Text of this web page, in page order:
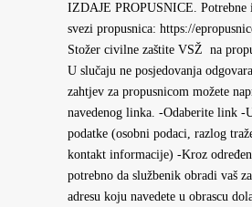
IZDAJE PROPUSNICE. Potrebne
svezi propusnica: https://
Stožer civilne zaštite VSŽ na
U slučaju ne posjedovanja
zahtjev za propusnicom možete
navedenog linka. -Odaberite link -
podatke (osobni podaci, razlog
kontakt informacije) -Kroz
potrebno da službenik obradi vaš
adresu koju navedete u obrascu